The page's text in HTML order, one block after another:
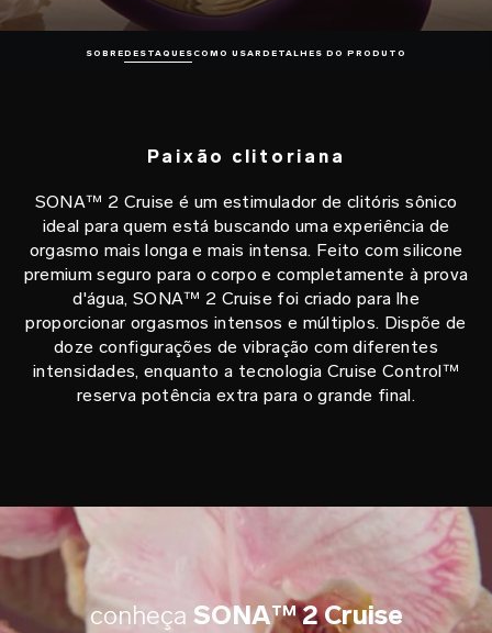
SOBREDESTAQUESCOMO USAR DETALHES DO PRODUTO
Paixão clitoriana
SONA™ 2 Cruise é um estimulador de clitóris sônico
ideal para quem está buscando uma experiência de
orgasmo mais longa e mais intensa. Feito com silicone
premium seguro para o corpo e completamente à prova
d'água, SONA™ 2 Cruise foi criado para lhe
proporcionar orgasmos intensos e múltiplos. Dispõe de
doze configurações de vibração com diferentes
intensidades, enquanto a tecnologia Cruise Control™
reserva potência extra para o grande final.
conheça SONA™ 2 Cruise